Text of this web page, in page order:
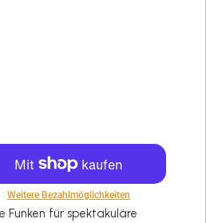
Weitere Bezahlmöglichkeiten
für spektakuläre